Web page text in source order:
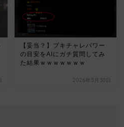
【妥当？】ブキチャレパワー
の目安をAIにガチ質問してみ
た結果ｗｗｗｗｗｗｗ
2026年5月30日